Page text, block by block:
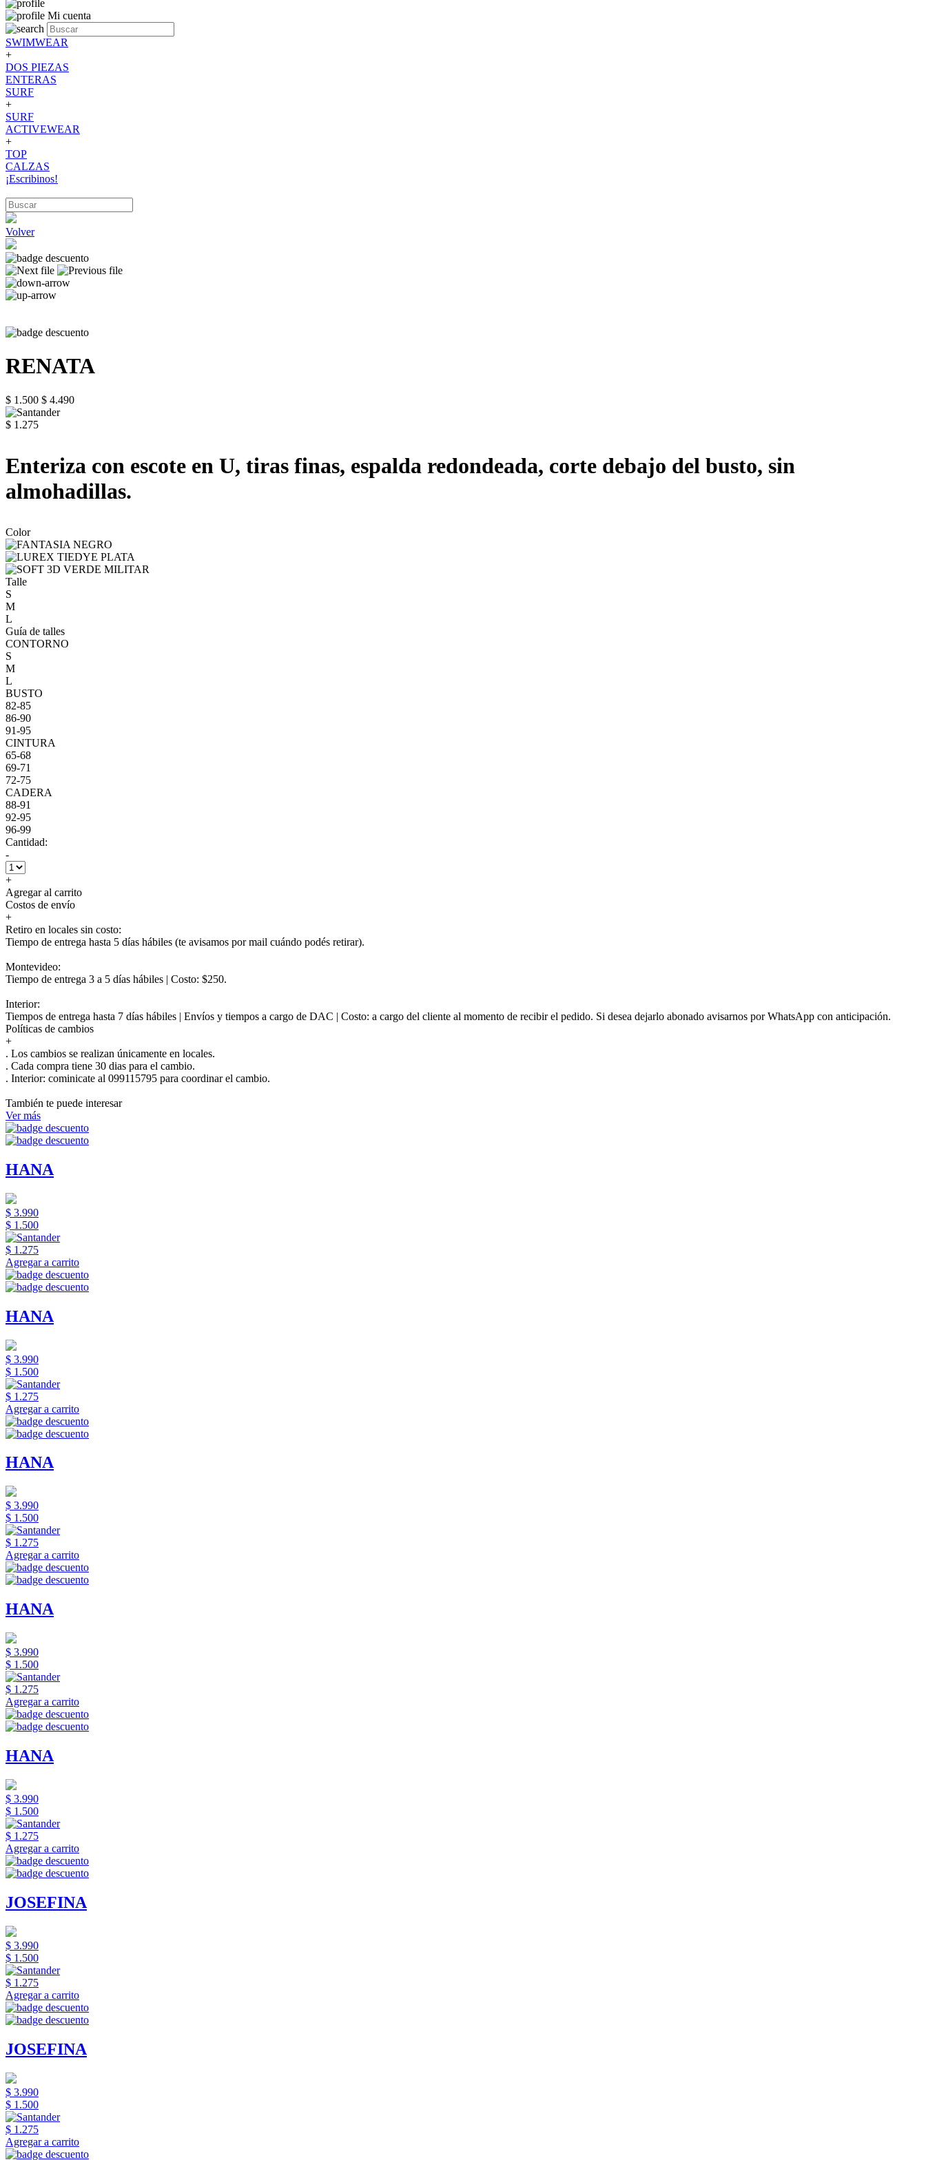
Mi cuenta
SWIMWEAR
+
DOS PIEZAS
ENTERAS
SURF
+
SURF
ACTIVEWEAR
+
TOP
CALZAS
¡Escribinos!
Volver
RENATA
$ 1.500 $ 4.490
$ 1.275
Enteriza con escote en U, tiras finas, espalda redondeada, corte debajo del busto, sin
almohadillas.
Color
Talle
S
M
L
Guía de talles
CONTORNO
S
M
L
BUSTO
82-85
86-90
91-95
CINTURA
65-68
69-71
72-75
CADERA
88-91
92-95
96-99
Cantidad:
-
+
Agregar al carrito
Costos de envío
+
Retiro en locales sin costo:
Tiempo de entrega hasta 5 días hábiles (te avisamos por mail cuándo podés retirar).
Montevideo:
Tiempo de entrega 3 a 5 días hábiles | Costo: $250.
Interior:
Tiempos de entrega hasta 7 días hábiles | Envíos y tiempos a cargo de DAC | Costo: a cargo del cliente al momento de recibir el pedido. Si desea dejarlo abonado avisarnos por WhatsApp con anticipación.
Políticas de cambios
+
. Los cambios se realizan únicamente en locales.
. Cada compra tiene 30 dias para el cambio.
. Interior: cominicate al 099115795 para coordinar el cambio.
También te puede interesar
Ver más
HANA
$ 3.990
$ 1.500
$ 1.275
Agregar a carrito
HANA
$ 3.990
$ 1.500
$ 1.275
Agregar a carrito
HANA
$ 3.990
$ 1.500
$ 1.275
Agregar a carrito
HANA
$ 3.990
$ 1.500
$ 1.275
Agregar a carrito
HANA
$ 3.990
$ 1.500
$ 1.275
Agregar a carrito
JOSEFINA
$ 3.990
$ 1.500
$ 1.275
Agregar a carrito
JOSEFINA
$ 3.990
$ 1.500
$ 1.275
Agregar a carrito